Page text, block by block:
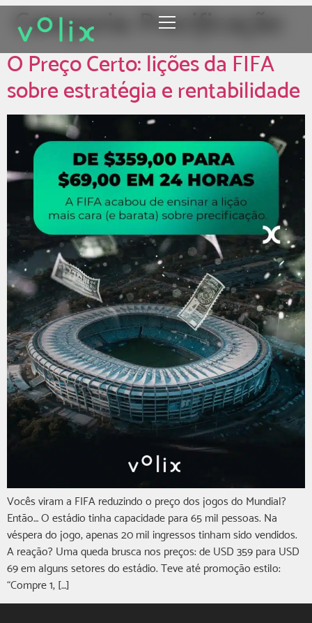
Categoria: Precificação
O Preço Certo: lições da FIFA
sobre estratégia e rentabilidade
Vocês viram a FIFA reduzindo o preço dos jogos do Mundial?
Então… O estádio tinha capacidade para 65 mil pessoas. Na
véspera do jogo, apenas 20 mil ingressos tinham sido vendidos.
A reação? Uma queda brusca nos preços: de USD 359 para USD
69 em alguns setores do estádio. Teve até promoção estilo:
“Compre 1, […]